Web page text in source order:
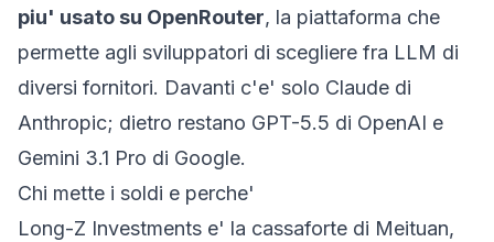
piu' usato su OpenRouter, la piattaforma che
permette agli sviluppatori di scegliere fra LLM di
diversi fornitori. Davanti c'e' solo Claude di
Anthropic; dietro restano GPT-5.5 di OpenAI e
Gemini 3.1 Pro di Google.
Chi mette i soldi e perche'
Long-Z Investments e' la cassaforte di Meituan,